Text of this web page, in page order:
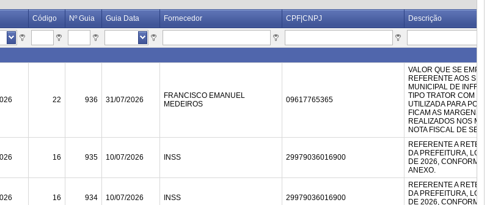
Código Nº Guia Guia Data Fornecedor CPF|CNPJ Descrição
22 936 31/07/2026
FRANCISCO EMANUEL
MEDEIROS
09617765365
VALOR QUE SE
REFERENTE AOS
MUNICIPAL DE
TIPO TRATOR COM
UTILIZADA PARA
FICAM AS MARGENS
REALIZADOS NOS
NOTA FISCAL DE
16 935 10/07/2026 INSS 29979036016900
REFERENTE A
DA PREFEITURA,
DE 2026,
ANEXO.
16 934 10/07/2026 INSS 29979036016900
REFERENTE A
DA PREFEITURA,
DE 2026,